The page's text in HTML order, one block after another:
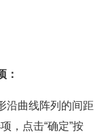
：
沿曲线阵列的间距
，点击“确定”按